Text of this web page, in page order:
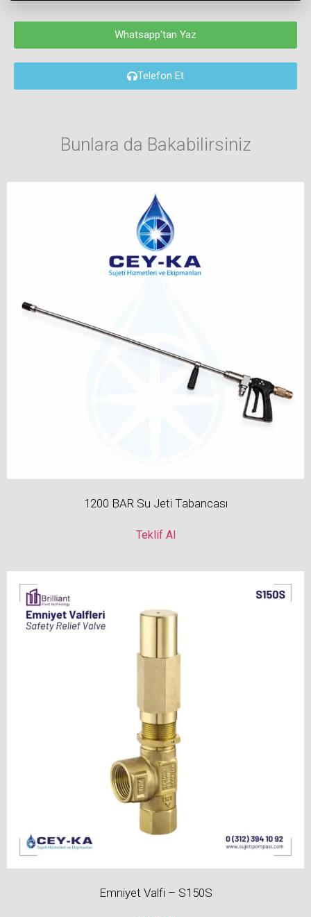
Whatsapp'tan Yaz
Telefon Et
Bunlara da Bakabilirsiniz
1200 BAR Su Jeti Tabancası
Teklif Al
Emniyet Valfi – S150S